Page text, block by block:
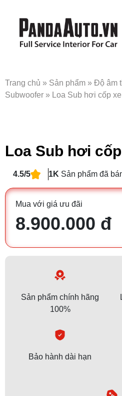
Trang chủ » Sản phẩm » Độ âm
Subwoofer » Loa Sub hơi cốp
Loa Sub hơi
4.5/5 1K Sản phẩm đã
Mua với giá ưu đãi
8.900.000 đ
Sản phẩm chính hãng
100%
Bảo hành dài hạn